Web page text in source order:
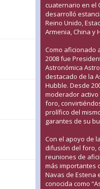
cuaternario en el
desarrolló
Reino Unido,
Armenia, China y
Como aficionado
2008 fue
Astronómica
destacado de la
Hubble. Desde
moderador
foro,
prolífico del
garantes de su
Con el apoyo de
difusión del foro,
reuniones de
más importantes
Navas de Estena
conocida como